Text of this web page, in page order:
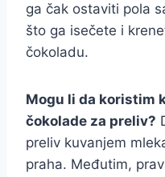
ga čak ostaviti pola
što ga isečete i
čokoladu.
Mogu li da koristim
čokolade za preliv?
preliv kuvanjem
praha. Međutim,